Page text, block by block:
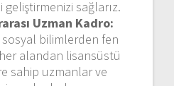
geliştirmenizi sağlarız.
Uzman Kadro:
sosyal bilimlerden fen
alandan lisansüstü
sahip uzmanlar ve